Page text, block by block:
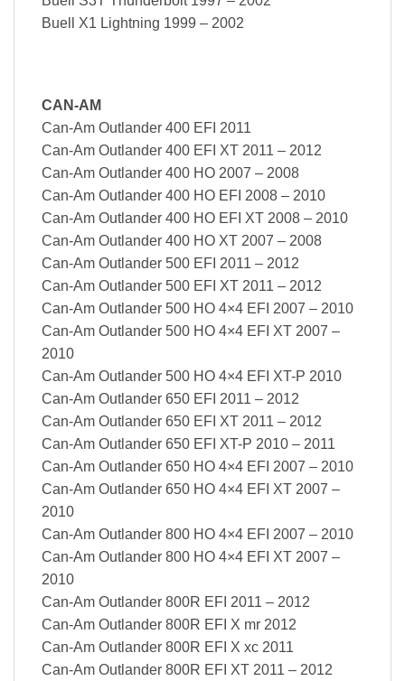
Buell X1 Lightning 1999 – 2002
CAN-AM
Can-Am Outlander 400 EFI 2011
Can-Am Outlander 400 EFI XT 2011 – 2012
Can-Am Outlander 400 HO 2007 – 2008
Can-Am Outlander 400 HO EFI 2008 – 2010
Can-Am Outlander 400 HO EFI XT 2008 – 2010
Can-Am Outlander 400 HO XT 2007 – 2008
Can-Am Outlander 500 EFI 2011 – 2012
Can-Am Outlander 500 EFI XT 2011 – 2012
Can-Am Outlander 500 HO 4×4 EFI 2007 – 2010
Can-Am Outlander 500 HO 4×4 EFI XT 2007 –
2010
Can-Am Outlander 500 HO 4×4 EFI XT-P 2010
Can-Am Outlander 650 EFI 2011 – 2012
Can-Am Outlander 650 EFI XT 2011 – 2012
Can-Am Outlander 650 EFI XT-P 2010 – 2011
Can-Am Outlander 650 HO 4×4 EFI 2007 – 2010
Can-Am Outlander 650 HO 4×4 EFI XT 2007 –
2010
Can-Am Outlander 800 HO 4×4 EFI 2007 – 2010
Can-Am Outlander 800 HO 4×4 EFI XT 2007 –
2010
Can-Am Outlander 800R EFI 2011 – 2012
Can-Am Outlander 800R EFI X mr 2012
Can-Am Outlander 800R EFI X xc 2011
Can-Am Outlander 800R EFI XT 2011 – 2012